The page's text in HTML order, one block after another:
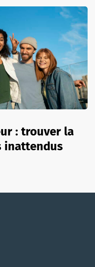
: trouver la
inattendus